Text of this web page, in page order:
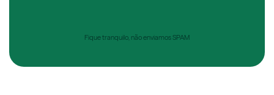
Fique tranquilo, não enviamos SPAM